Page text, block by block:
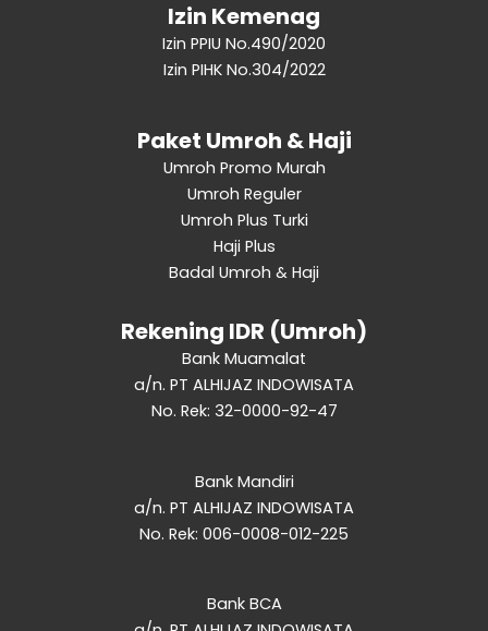
Izin Kemenag
Izin PPIU No.490/2020
Izin PIHK No.304/2022
Paket Umroh & Haji
Umroh Promo Murah
Umroh Reguler
Umroh Plus Turki
Haji Plus
Badal Umroh & Haji
Rekening IDR (Umroh)
Bank Muamalat
a/n. PT ALHIJAZ INDOWISATA
No. Rek: 32-0000-92-47
Bank Mandiri
a/n. PT ALHIJAZ INDOWISATA
No. Rek: 006-0008-012-225
Bank BCA